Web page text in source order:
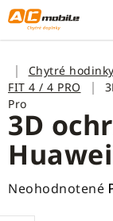
Prejsť
na
obsah
DomovChytré hodinky
FIT 4 / 4 PRO
Pro
3D
Priemerné
Neohodnotené